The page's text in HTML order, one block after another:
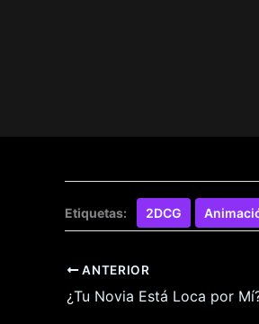
Etiquetas: 2DCG
ANTERIOR
¿Tu Novia Está Loca por